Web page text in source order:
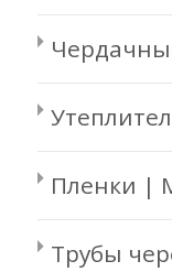
Пленки |
Трубы